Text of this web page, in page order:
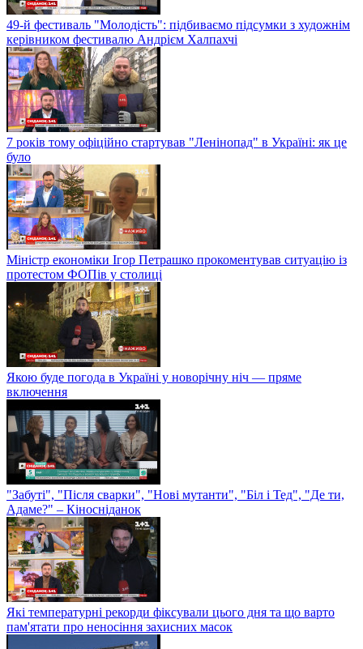
49-й фестиваль "Молодість": підбиваємо підсумки з художнім
керівником фестивалю Андрієм Халпахчі
7 років тому офіційно стартував "Ленінопад" в Україні: як це
було
Міністр економіки Ігор Петрашко прокоментував ситуацію із
протестом ФОПів у столиці
Якою буде погода в Україні у новорічну ніч — пряме
включення
"Забуті", "Після сварки", "Нові мутанти", "Біл і Тед", "Де ти,
Адаме?" – Кіносніданок
Які температурні рекорди фіксували цього дня та що варто
пам'ятати про неносіння захисних масок